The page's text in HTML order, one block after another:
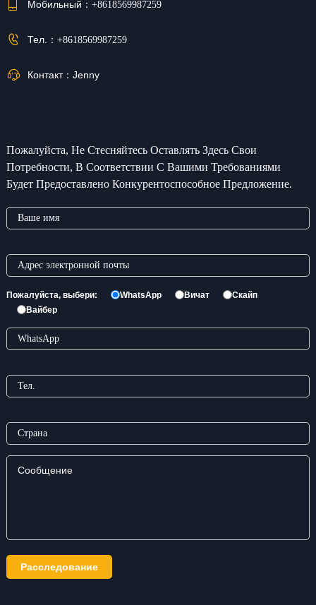
Мобильный： +8618569987259
Тел.： +8618569987259
Контакт： Jenny
Пожалуйста, Не Стесняйтесь Оставлять Здесь Свои
Потребности, В Соответствии С Вашими Требованиями
Будет Предоставлено Конкурентоспособное Предложение.
Пожалуйста, выбери: WhatsApp Вичат
Скайп
Вайбер